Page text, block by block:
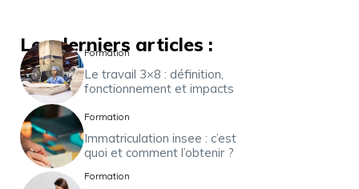
Les derniers articles :
Formation
Le travail 3×8 : définition,
fonctionnement et impacts
Formation
Immatriculation insee : c’est
quoi et comment l’obtenir ?
Formation